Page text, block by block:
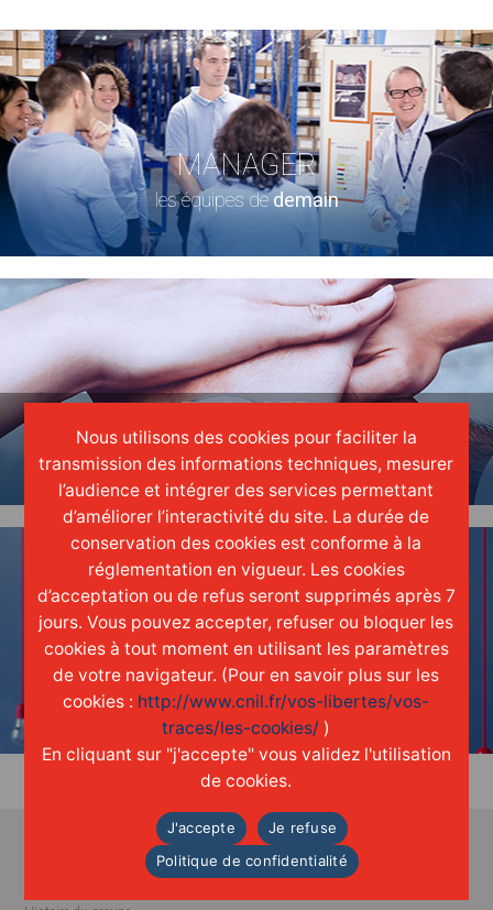
MANAGER
les équipes dedemain
ENGAGER
une réellecultured'entreprise
INNOVER
grâce auxidéesde chacun
Nous utilisons des cookies pour faciliter la
transmission des informations techniques, mesurer
l’audience et intégrer des services permettant
d’améliorer l’interactivité du site. La durée de
conservation des cookies est conforme à la
réglementation en vigueur. Les cookies
d’acceptation ou de refus seront supprimés après 7
jours. Vous pouvez accepter, refuser ou bloquer les
cookies à tout moment en utilisant les paramètres
de votre navigateur. (Pour en savoir plus sur les
cookies : http://www.cnil.fr/vos-libertes/vos-
traces/les-cookies/ )
En cliquant sur "j'accepte" vous validez l'utilisation
de cookies.
J'accepte
Je refuse
Politique de confidentialité